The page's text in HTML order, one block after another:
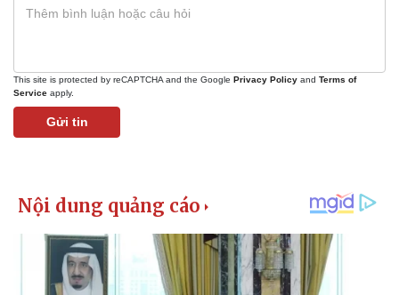
This site is protected by reCAPTCHA and the Google Privacy Policy and Terms of
Service apply.
Gửi tin